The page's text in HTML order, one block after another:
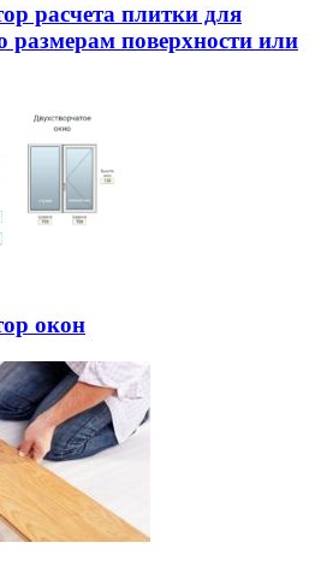
расчета плитки для
размерам поверхности или
окон